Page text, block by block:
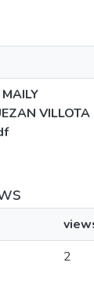
VILLOTA
2